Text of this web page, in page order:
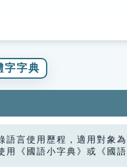
字字典
語言使用歷程，適用對象
《國語小字典》或《國語